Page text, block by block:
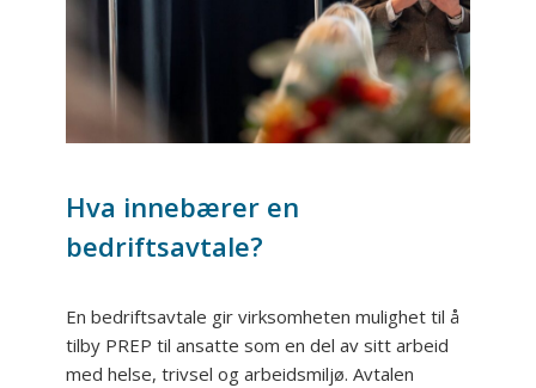
Hva innebærer en
bedriftsavtale?
En bedriftsavtale gir virksomheten mulighet til å
tilby PREP til ansatte som en del av sitt arbeid
med helse, trivsel og arbeidsmiljø. Avtalen